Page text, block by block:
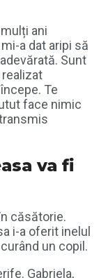
ani
a dat aripi să
Sunt
realizat
Te
face nimic
va fi
căsătorie.
i-a oferit inelul
un copil.
Gabriela,